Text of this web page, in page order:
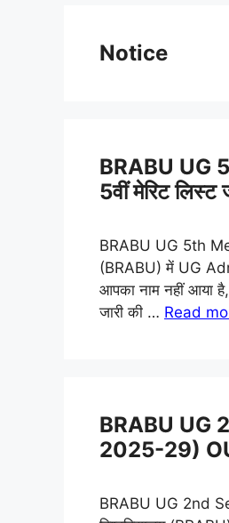
Notice
BRABU UG
5वीं मेरिट लिस्ट
BRABU UG 5th
(BRABU) में UG
आपका नाम नहीं आया
जारी की … Read
BRABU UG
2025-29)
BRABU UG 2nd